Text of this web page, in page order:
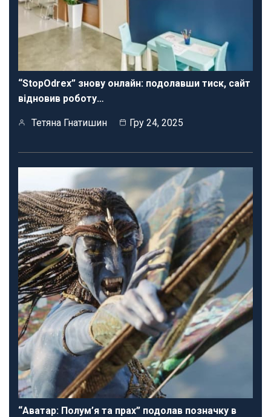
“StopOdrex” знову онлайн: подолавши тиск, сайт
відновив роботу…
Тетяна Гнатишин Гру 24, 2025
“Аватар: Полум’я та прах” подолав позначку в